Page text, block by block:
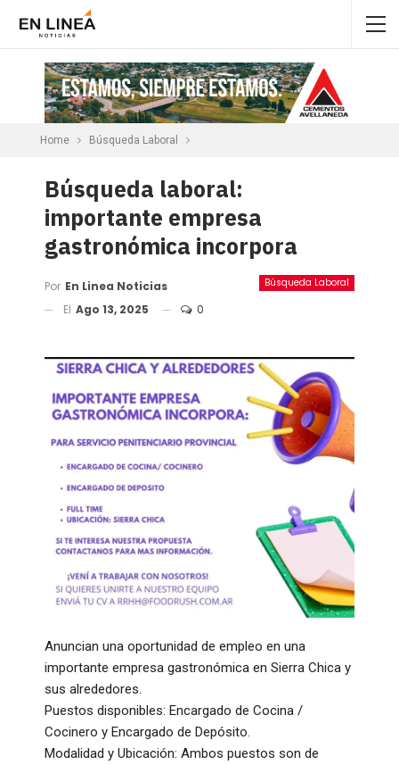
Home Búsqueda Laboral
Búsqueda laboral:
importante empresa
gastronómica incorpora
Búsqueda Laboral
Por En Linea Noticias
El Ago 13, 2025 0
Anuncian una oportunidad de empleo en una
importante empresa gastronómica en Sierra Chica y
sus alrededores.
Puestos disponibles: Encargado de Cocina /
Cocinero y Encargado de Depósito.
Modalidad y Ubicación: Ambos puestos son de